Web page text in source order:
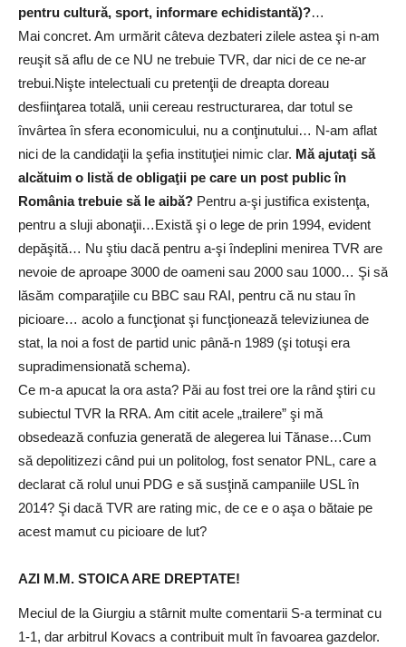
pentru cultură, sport, informare echidistantă)?…
Mai concret. Am urmărit câteva dezbateri zilele astea şi n-am
reuşit să aflu de ce NU ne trebuie TVR, dar nici de ce ne-ar
trebui.Nişte intelectuali cu pretenţii de dreapta doreau
desfiinţarea totală, unii cereau restructurarea, dar totul se
învârtea în sfera economicului, nu a conţinutului… N-am aflat
nici de la candidaţii la şefia instituţiei nimic clar. Mă ajutaţi să
alcătuim o listă de obligaţii pe care un post public în
România trebuie să le aibă? Pentru a-şi justifica existenţa,
pentru a sluji abonaţii…Există şi o lege de prin 1994, evident
depăşită… Nu ştiu dacă pentru a-şi îndeplini menirea TVR are
nevoie de aproape 3000 de oameni sau 2000 sau 1000… Şi să
lăsăm comparaţiile cu BBC sau RAI, pentru că nu stau în
picioare… acolo a funcţionat şi funcţionează televiziunea de
stat, la noi a fost de partid unic până-n 1989 (şi totuşi era
supradimensionată schema).
Ce m-a apucat la ora asta? Păi au fost trei ore la rând ştiri cu
subiectul TVR la RRA. Am citit acele „trailere” şi mă
obsedează confuzia generată de alegerea lui Tănase…Cum
să depolitizezi când pui un politolog, fost senator PNL, care a
declarat că rolul unui PDG e să susţină campaniile USL în
2014? Şi dacă TVR are rating mic, de ce e o aşa o bătaie pe
acest mamut cu picioare de lut?
AZI M.M. STOICA ARE DREPTATE!
Meciul de la Giurgiu a stârnit multe comentarii S-a terminat cu
1-1, dar arbitrul Kovacs a contribuit mult în favoarea gazdelor.